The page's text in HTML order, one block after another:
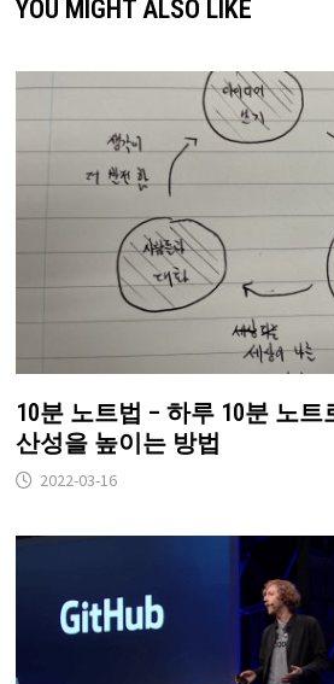
YOU MIGHT ALSO LIKE
10분 노트법 – 하루 10분 노
산성을 높이는 방법
2022-03-16